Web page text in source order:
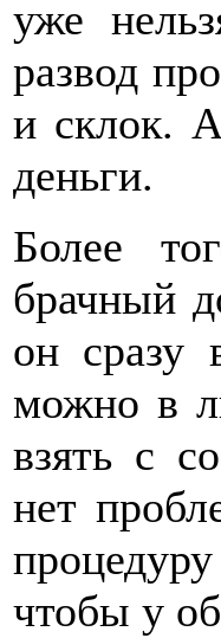
уже
развод
и склок.
деньги.
Более
брачный
он сразу
можно в
взять с
нет
чтобы у